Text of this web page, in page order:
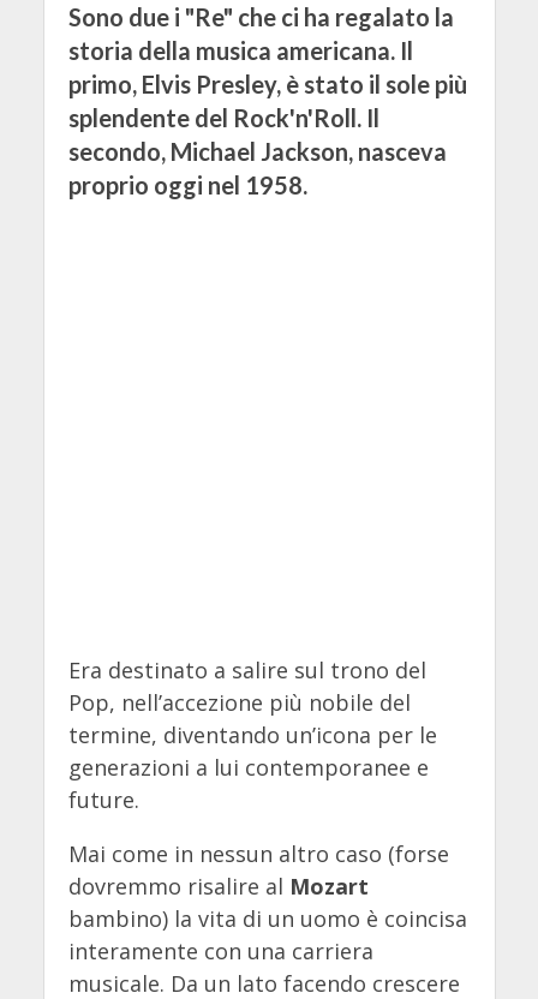
Sono due i "Re" che ci ha regalato la
storia della musica americana. Il
primo, Elvis Presley, è stato il sole più
splendente del Rock'n'Roll. Il
secondo, Michael Jackson, nasceva
proprio oggi nel 1958.
Era destinato a salire sul trono del
Pop, nell’accezione più nobile del
termine, diventando un’icona per le
generazioni a lui contemporanee e
future.
Mai come in nessun altro caso (forse
dovremmo risalire al Mozart
bambino) la vita di un uomo è coincisa
interamente con una carriera
musicale. Da un lato facendo crescere